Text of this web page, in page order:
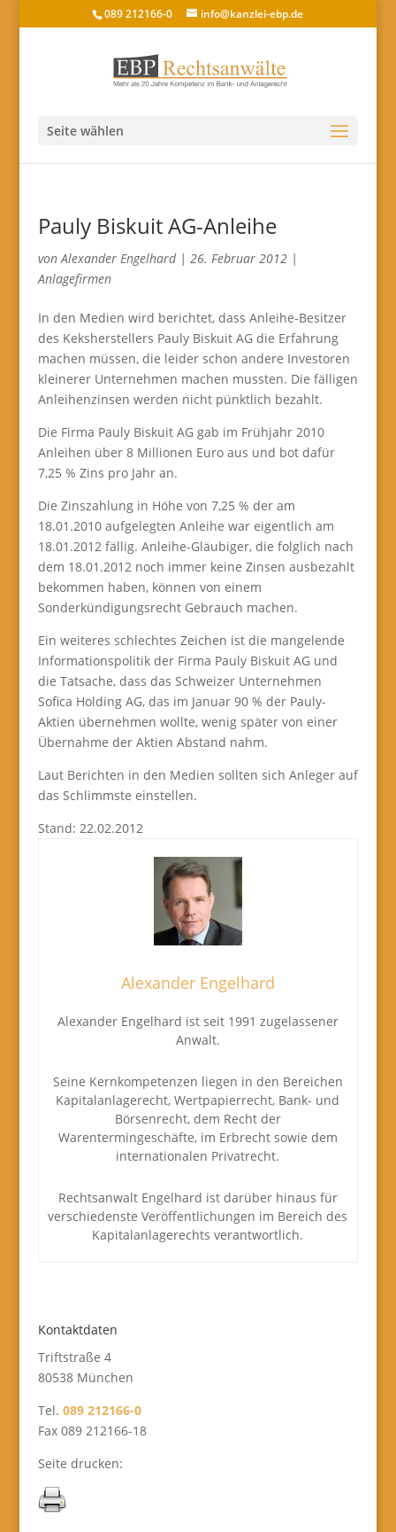
089 212166-0 info@kanzlei-ebp.de
Seite wählen
Pauly Biskuit AG-Anleihe
vonAlexander Engelhard| 26. Februar 2012|
Anlagefirmen
In den Medien wird berichtet, dass Anleihe-Besitzer
des Keksherstellers Pauly Biskuit AG die Erfahrung
machen müssen, die leider schon andere Investoren
kleinerer Unternehmen machen mussten. Die fälligen
Anleihenzinsen werden nicht pünktlich bezahlt.
Die Firma Pauly Biskuit AG gab im Frühjahr 2010
Anleihen über 8 Millionen Euro aus und bot dafür
7,25 % Zins pro Jahr an.
Die Zinszahlung in Höhe von 7,25 % der am
18.01.2010 aufgelegten Anleihe war eigentlich am
18.01.2012 fällig. Anleihe-Gläubiger, die folglich nach
dem 18.01.2012 noch immer keine Zinsen ausbezahlt
bekommen haben, können von einem
Sonderkündigungsrecht Gebrauch machen.
Ein weiteres schlechtes Zeichen ist die mangelende
Informationspolitik der Firma Pauly Biskuit AG und
die Tatsache, dass das Schweizer Unternehmen
Sofica Holding AG, das im Januar 90 % der Pauly-
Aktien übernehmen wollte, wenig später von einer
Übernahme der Aktien Abstand nahm.
Laut Berichten in den Medien sollten sich Anleger auf
das Schlimmste einstellen.
Stand: 22.02.2012
Alexander Engelhard
Alexander Engelhard ist seit 1991 zugelassener
Anwalt.
Seine Kernkompetenzen liegen in den Bereichen
Kapitalanlagerecht, Wertpapierrecht, Bank- und
Börsenrecht, dem Recht der
Warentermingeschäfte, im Erbrecht sowie dem
internationalen Privatrecht.
Rechtsanwalt Engelhard ist darüber hinaus für
verschiedenste Veröffentlichungen im Bereich des
Kapitalanlagerechts verantwortlich.
Kontaktdaten
Triftstraße 4
80538 München
Tel. 089 212166-0
Fax 089 212166-18
Seite drucken: